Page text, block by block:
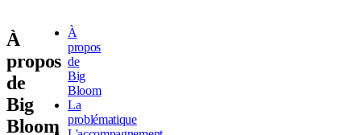
À
propos
de
Big
Bloom
À
propos
de
Big
Bloom
La
problématique